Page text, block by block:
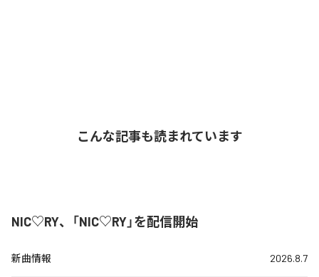
こんな記事も読まれています
NIC♡RY、「NIC♡RY」を配信開始
新曲情報 2026.8.7